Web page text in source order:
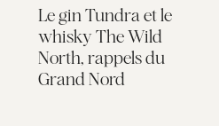
Le gin Tundra et le
whisky The Wild
North, rappels du
Grand Nord